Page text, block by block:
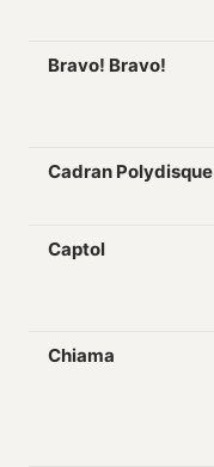
Bravo! Bravo!
Cadran Polydisque
Captol
Chiama